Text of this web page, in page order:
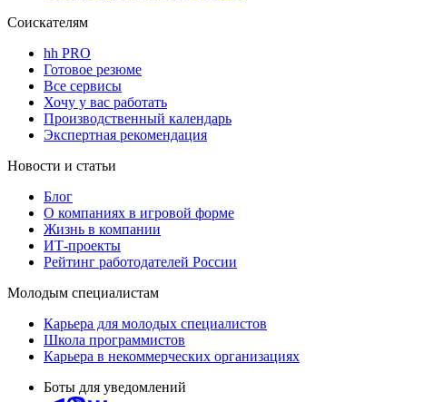
Соискателям
hh PRO
Готовое резюме
Все сервисы
Хочу у вас работать
Производственный календарь
Экспертная рекомендация
Новости и статьи
Блог
О компаниях в игровой форме
Жизнь в компании
ИТ-проекты
Рейтинг работодателей России
Молодым специалистам
Карьера для молодых специалистов
Школа программистов
Карьера в некоммерческих организациях
Боты для уведомлений